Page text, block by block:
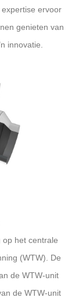
ervoor
genieten van
innovatie.
op het centrale
(WTW). De
de WTW-unit
de WTW-unit